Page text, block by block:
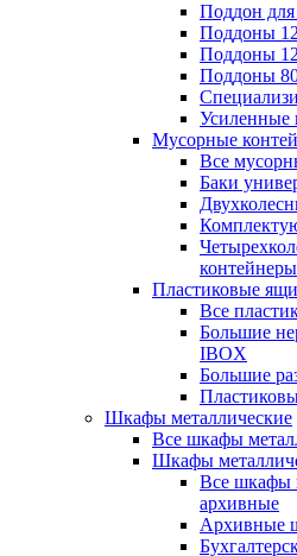
Поддон
Поддоны
Поддоны
Поддоны
Усиленные
Мусорные
Все
Баки
контейнеры
Пластиковые
Все
Большие
IBOX
Большие
Шкафы металлические
Все шкафы
Шкафы
Все шкафы
архивные
Архивные